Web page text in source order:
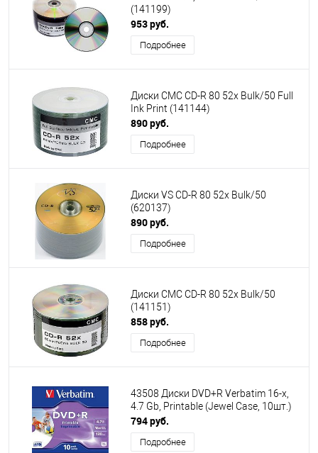
(141199)
953 руб.
Подробнее
Диски CMC CD-R 80 52x Bulk/50 Full
Ink Print (141144)
890 руб.
Подробнее
Диски VS CD-R 80 52x Bulk/50
(620137)
890 руб.
Подробнее
Диски CMC CD-R 80 52x Bulk/50
(141151)
858 руб.
Подробнее
43508 Диски DVD+R Verbatim 16-x,
4.7 Gb, Printable (Jewel Case, 10шт.)
794 руб.
Подробнее